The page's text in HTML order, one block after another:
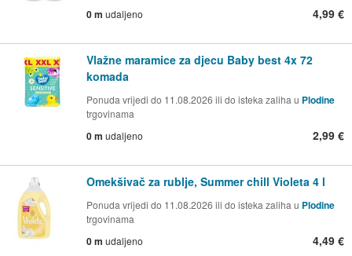
0 m udaljeno 4,99 €
Vlažne maramice za djecu Baby best 4x 72
komada
Ponuda vrijedi do 11.08.2026 ili do isteka zaliha u Plodine
trgovinama
0 m udaljeno 2,99 €
Omekšivač za rublje, Summer chill Violeta 4 l
Ponuda vrijedi do 11.08.2026 ili do isteka zaliha u Plodine
trgovinama
0 m udaljeno 4,49 €